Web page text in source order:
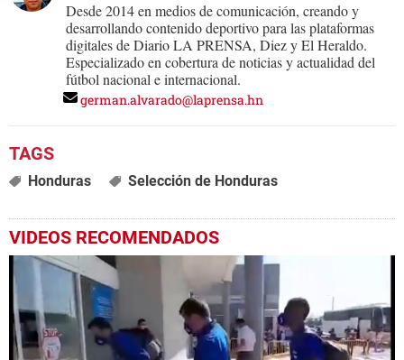
Desde 2014 en medios de comunicación, creando y
desarrollando contenido deportivo para las plataformas
digitales de Diario LA PRENSA, Diez y El Heraldo.
Especializado en cobertura de noticias y actualidad del
fútbol nacional e internacional.
german.alvarado@laprensa.hn
Honduras Selección de Honduras
VIDEOS RECOMENDADOS